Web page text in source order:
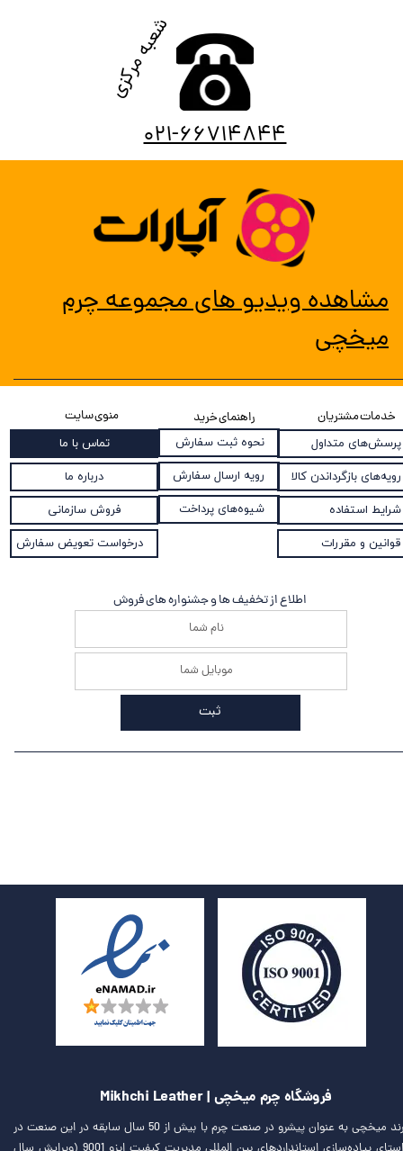
​​۰۲۱-۶۶۷۱۴۸۴۴
شعبه مرکزی
مشاهده ویدیو های مجموعه چرم
میخچی
فروشگاه چرم میخچی | Mikhchi Leather
برند میخچی به عنوان پیشرو در صنعت چرم با بیش از 50 سال سابقه در این صنعت در
راهنمای خرید
نحوه ثبت سفارش
رویه ارسال سفارش
شیوه‌های پرداخت
خدمات مشتریان
پرسش‌های متداول
رویه‌های بازگرداندن کالا
شرایط استفاده
قوانین و مقررات
منوی سایت
تماس با ما
درباره ما
فروش سازمانی
درخواست تعویض سفارش
اطلاع از تخفیف ها و جشنواره های فروش
ثبت